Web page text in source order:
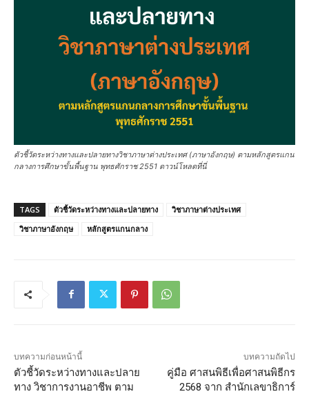
ตัวชี้วัดระหว่างทางและปลายทางวิชาภาษาต่างประเทศ (ภาษาอังกฤษ) ตามหลักสูตรแกน
กลางการศึกษาขั้นพื้นฐาน พุทธศักราช 2551 ดาวน์โหลดที่นี่
TAGS ตัวชี้วัดระหว่างทางและปลายทาง
วิชาภาษาต่างประเทศ
วิชาภาษาอังกฤษ
หลักสูตรแกนกลาง
บทความก่อนหน้านี้
ตัวชี้วัดระหว่างทางและปลาย
ทาง วิชาการงานอาชีพ ตาม
บทความถัดไป
คู่มือ ศาสนพิธีเพื่อศาสนพิธีกร
2568 จาก สำนักเลขาธิการ์